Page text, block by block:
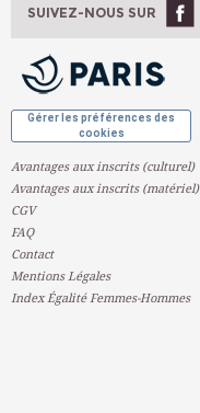
Ateliers À L'année
SUIVEZ-NOUS SUR
Gérer les préférences des
cookies
Avantages aux inscrits (culturel)
Avantages aux inscrits (matériel)
CGV
FAQ
Contact
Mentions Légales
Index Égalité Femmes-Hommes